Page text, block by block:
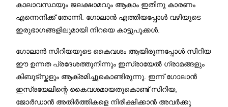
കാലാവസ്ഥയും ജലക്ഷാമവും ആകാം ഇതിനു കാരണം
എന്നെനിക്ക് തോന്നി. ഗോലാൻ എത്തിയപ്പോൾ വഴിയുടെ
ഇരുഭാഗങ്ങളിലുമായി നിറയെ കാട്ടുപൂക്കൾ.
ഗോലാൻ സിറിയയുടെ കൈവശം ആയിരുന്നപ്പോൾ സിറിയ
ഈ ഉന്നത പ്രദേശത്തുനിന്നും ഇസ്രായേൽ ഗ്രാമങ്ങളും
കിബുട്സ്കളും ആക്രമിച്ചുകൊണ്ടിരുന്നു. ഇന്ന് ഗോലാൻ
ഇസ്രയേലിന്റെ കൈവശമായതുകൊണ്ട് സിറിയ,
ജോർഡാൻ അതിർത്തികളെ നിരീക്ഷിക്കാൻ അവർക്കു